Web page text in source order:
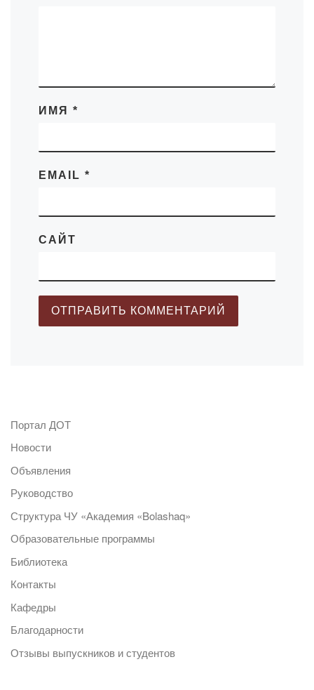
ИМЯ *
EMAIL *
САЙТ
Портал ДОТ
Новости
Объявления
Руководство
Структура ЧУ «Академия «Bolashaq»
Образовательные программы
Библиотека
Контакты
Кафедры
Благодарности
Отзывы выпускников и студентов